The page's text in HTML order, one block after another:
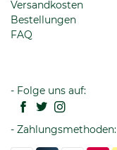
Versandkosten
Bestellungen
FAQ
- Folge uns auf:
- Zahlungsmethoden: